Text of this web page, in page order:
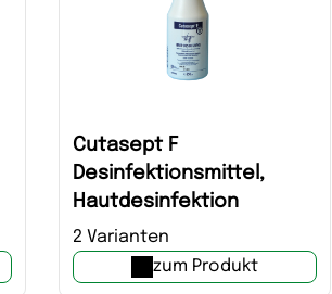
Cutasept F
Desinfektionsmittel,
Hautdesinfektion
2 Varianten
zum Produkt